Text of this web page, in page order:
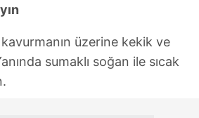
kavurmanın üzerine kekik ve
sumaklı soğan ile sıcak